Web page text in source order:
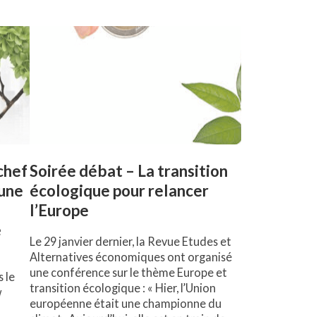
le
Soirée débat – La transition
écologique pour relancer
l’Europe
Le 29 janvier dernier, la Revue Etudes et
Alternatives économiques ont organisé
une conférence sur le thème Europe et
transition écologique : « Hier, l’Union
européenne était une championne du